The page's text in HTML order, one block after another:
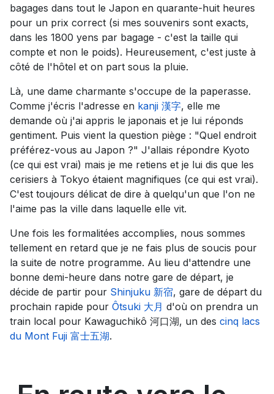
bagages dans tout le Japon en quarante-huit heures
pour un prix correct (si mes souvenirs sont exacts,
dans les 1800 yens par bagage - c'est la taille qui
compte et non le poids). Heureusement, c'est juste à
côté de l'hôtel et on part sous la pluie.
Là, une dame charmante s'occupe de la paperasse.
Comme j'écris l'adresse en kanji 漢字, elle me
demande où j'ai appris le japonais et je lui réponds
gentiment. Puis vient la question piège : "Quel endroit
préférez-vous au Japon ?" J'allais répondre Kyoto
(ce qui est vrai) mais je me retiens et je lui dis que les
cerisiers à Tokyo étaient magnifiques (ce qui est vrai).
C'est toujours délicat de dire à quelqu'un que l'on ne
l'aime pas la ville dans laquelle elle vit.
Une fois les formalitées accomplies, nous sommes
tellement en retard que je ne fais plus de soucis pour
la suite de notre programme. Au lieu d'attendre une
bonne demi-heure dans notre gare de départ, je
décide de partir pour Shinjuku 新宿, gare de départ du
prochain rapide pour Ôtsuki 大月 d'où on prendra un
train local pour Kawaguchikô 河口湖, un des cinq lacs
du Mont Fuji 富士五湖.